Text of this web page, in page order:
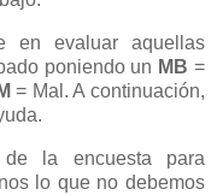
en evaluar aquellas
poniendo un MB=
M = Mal. A continuación,
la encuesta para
lo que no debemos